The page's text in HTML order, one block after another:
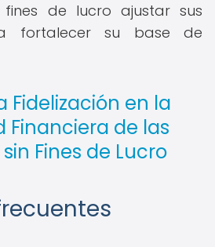
fines de lucro ajustar sus
fortalecer su base de
Fidelización en la
Financiera de las
Fines de Lucro